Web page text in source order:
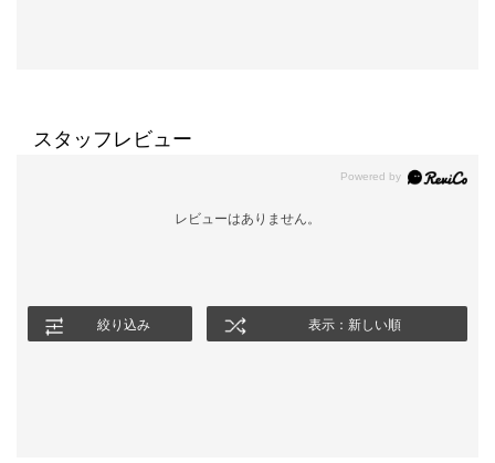
スタッフレビュー
レビューはありません。
絞り込み 表示：新しい順